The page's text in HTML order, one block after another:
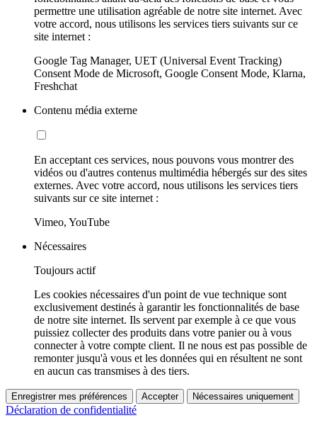
permettre une utilisation agréable de notre site internet. Avec
votre accord, nous utilisons les services tiers suivants sur ce
site internet :
Google Tag Manager, UET (Universal Event Tracking)
Consent Mode de Microsoft, Google Consent Mode, Klarna,
Freshchat
Contenu média externe
En acceptant ces services, nous pouvons vous montrer des
vidéos ou d'autres contenus multimédia hébergés sur des sites
externes. Avec votre accord, nous utilisons les services tiers
suivants sur ce site internet :
Vimeo, YouTube
Nécessaires
Toujours actif
Les cookies nécessaires d'un point de vue technique sont
exclusivement destinés à garantir les fonctionnalités de base
de notre site internet. Ils servent par exemple à ce que vous
puissiez collecter des produits dans votre panier ou à vous
connecter à votre compte client. Il ne nous est pas possible de
remonter jusqu'à vous et les données qui en résultent ne sont
en aucun cas transmises à des tiers.
Enregistrer mes préférences Accepter Nécessaires uniquement
Déclaration de confidentialité